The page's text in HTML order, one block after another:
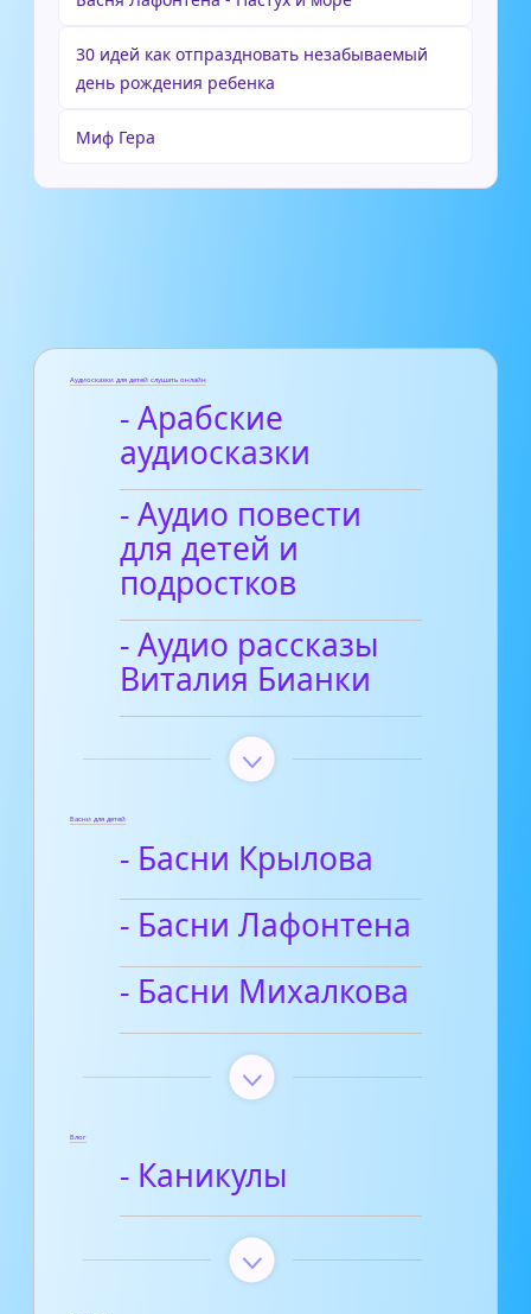
30 идей как отпраздновать незабываемый
день рождения ребенка
Миф Гера
Аудиосказки для детей слушать онлайн
- Арабские
аудиосказки
- Аудио повести
для детей и
подростков
- Аудио рассказы
Виталия Бианки
Басни для детей
- Басни Крылова
- Басни Лафонтена
- Басни Михалкова
Блог
- Каникулы